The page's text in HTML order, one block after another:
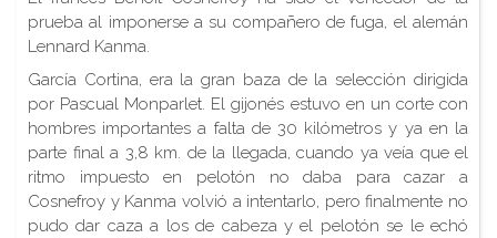
prueba al imponerse a su compañero de fuga, el alemán
Lennard Kanma.
García Cortina, era la gran baza de la selección dirigida
por Pascual Monparlet. El gijonés estuvo en un corte con
hombres importantes a falta de 30 kilómetros y ya en la
parte final a 3,8 km. de la llegada, cuando ya veía que el
ritmo impuesto en pelotón no daba para cazar a
Cosnefroy y Kanma volvió a intentarlo, pero finalmente no
pudo dar caza a los de cabeza y el pelotón se le echó